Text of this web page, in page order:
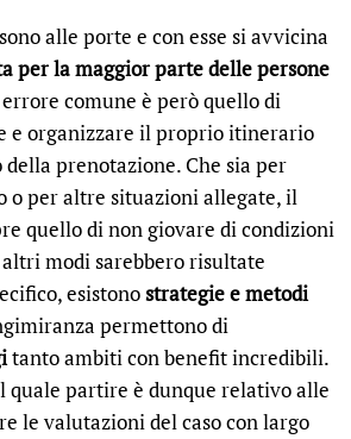
alle porte e con esse si avvicina
per la maggior parte delle persone
errore comune è però quello di
e organizzare il proprio itinerario
prenotazione. Che sia per
o per altre situazioni allegate, il
quello di non giovare di condizioni
modi sarebbero risultate
esistonostrategie e metodi
permettono di
tanto ambiti con benefit incredibili.
quale partire è dunque relativo alle
le valutazioni del caso con largo